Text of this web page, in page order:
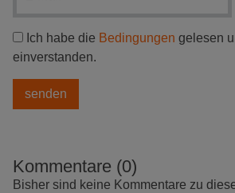
Ich habe die Bedingungen gelesen
einverstanden.
Kommentare (0)
Bisher sind keine Kommentare zu